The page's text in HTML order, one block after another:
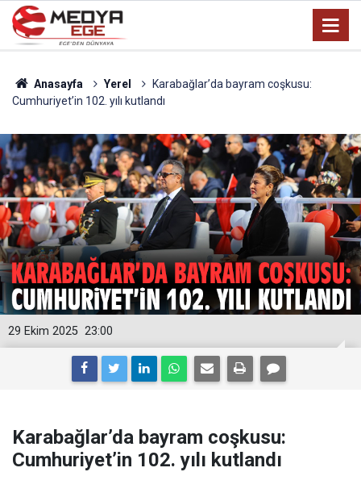
Anasayfa Yerel
Karabağlar’da bayram coşkusu:
Cumhuriyet’in 102. yılı kutlandı
23:00
29 Ekim 2025
Karabağlar’da bayram coşkusu:
Cumhuriyet’in 102. yılı kutlandı